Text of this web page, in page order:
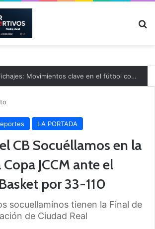
Mercado de Fichajes: Movimientos clave en el fútbol comarcal
LA PORTADA
CB Socuéllamos en la
JCCM ante el
por 33-110
socuellaminos tienen la Final de
de Ciudad Real